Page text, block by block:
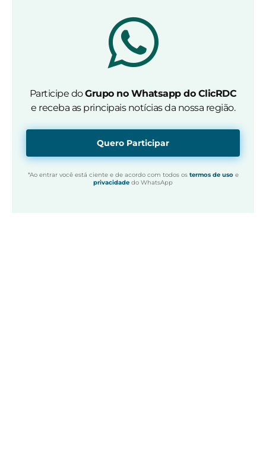
Participe doGrupo no Whatsapp do ClicRDC
e receba as principais notícias da nossa região.
Quero Participar
*Ao entrar você está ciente e de acordo com todos os termos de usoe
privacidade do WhatsApp